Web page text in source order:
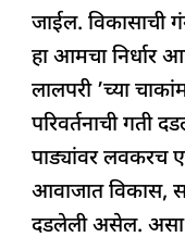
जाईल. विकासाची
हा आमचा निर्धार
लालपरी ’च्या
परिवर्तनाची गती
पाड्यांवर लवकरच
आवाजात विकास,
दडलेली असेल. असा